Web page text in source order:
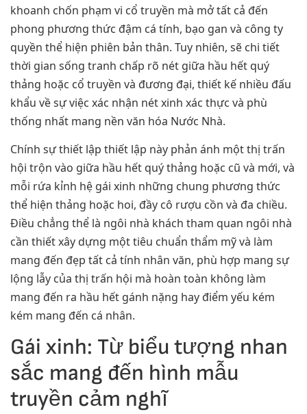
khoanh chốn phạm vi cổ truyền mà mở tất cả đến
phong phương thức đậm cá tính, bạo gan và công ty
quyền thể hiện phiên bản thân. Tuy nhiên, sẽ chi tiết
thời gian sống tranh chấp rõ nét giữa hầu hết quý
thảng hoặc cổ truyền và đương đại, thiết kế nhiều đấu
khẩu về sự việc xác nhận nét xinh xác thực và phù
thống nhất mang nền văn hóa Nước Nhà.
Chính sự thiết lập thiết lập này phản ánh một thị trấn
hội trộn vào giữa hầu hết quý thảng hoặc cũ và mới, và
mỗi rứa kỉnh hệ gái xinh những chung phương thức
thể hiện thảng hoặc hoi, đầy cô rượu cồn và đa chiều.
Điều chẳng thể là ngôi nhà khách tham quan ngôi nhà
cần thiết xây dựng một tiêu chuẩn thẩm mỹ và làm
mang đến đẹp tất cả tính nhân văn, phù hợp mang sự
lộng lẫy của thị trấn hội mà hoàn toàn không làm
mang đến ra hầu hết gánh nặng hay điểm yếu kém
kém mang đến cá nhân.
Gái xinh: Từ biểu tượng nhan
sắc mang đến hình mẫu
truyền cảm nghĩ